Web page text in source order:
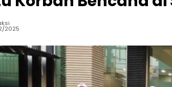
2025